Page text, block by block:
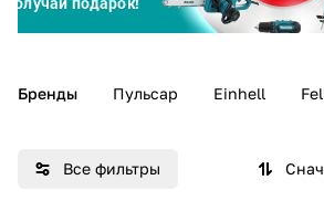
Бренды Пульсар Einhell
Все фильтры